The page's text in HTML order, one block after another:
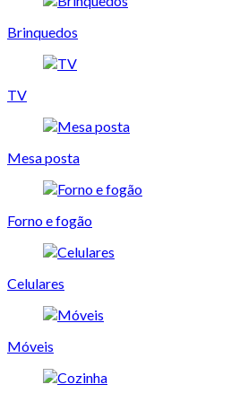
Brinquedos
TV
Mesa posta
Forno e fogão
Celulares
Móveis